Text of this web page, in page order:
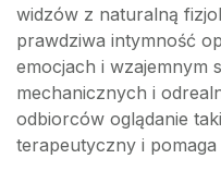
widzów z naturalną
prawdziwa intymność
emocjach i wzajemnym
mechanicznych i
odbiorców oglądanie
terapeutyczny i pomaga